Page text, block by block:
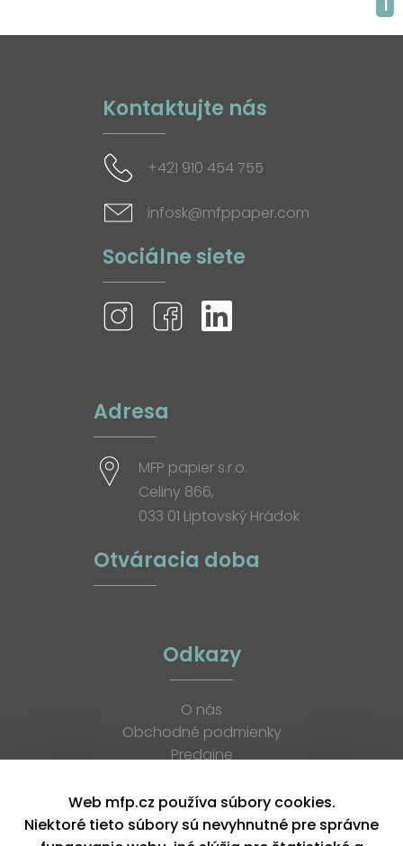
Kontaktujte nás
+421 910 454 755
infosk@mfppaper.com
Sociálne siete
Adresa
MFP papier s.r.o.
Celiny 866,
033 01 Liptovský Hrádok
Otváracia doba
Odkazy
O nás
Obchodné podmienky
Predajne
K stiahnutiu
Blog
Web mfp.cz používa súbory cookies.
Niektoré tieto súbory sú nevyhnutné pre správne